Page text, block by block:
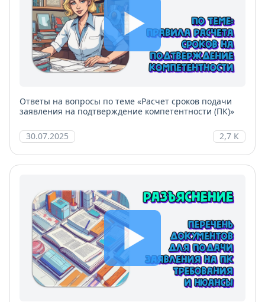
Ответы на вопросы по теме «Расчет сроков подачи
заявления на подтверждение компетентности (ПК)»
30.07.2025 2,7 К